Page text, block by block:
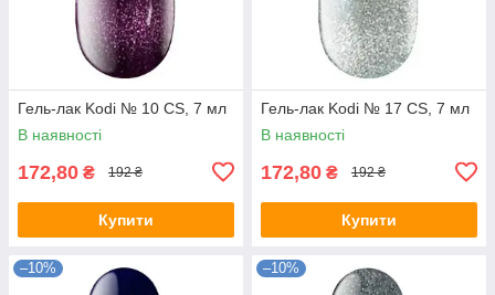
Гель-лак Kodi № 10 СS, 7 мл
В наявності
172,80 ₴ 192 ₴
Купити
Гель-лак Kodi № 17 СS, 7 мл
В наявності
172,80 ₴ 192 ₴
Купити
–10% –10%